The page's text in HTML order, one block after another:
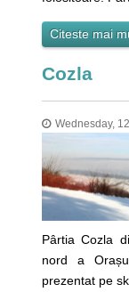
Citeste mai
Cozla
Wednesday,
Pârtia Cozla
nord a
prezentat pe